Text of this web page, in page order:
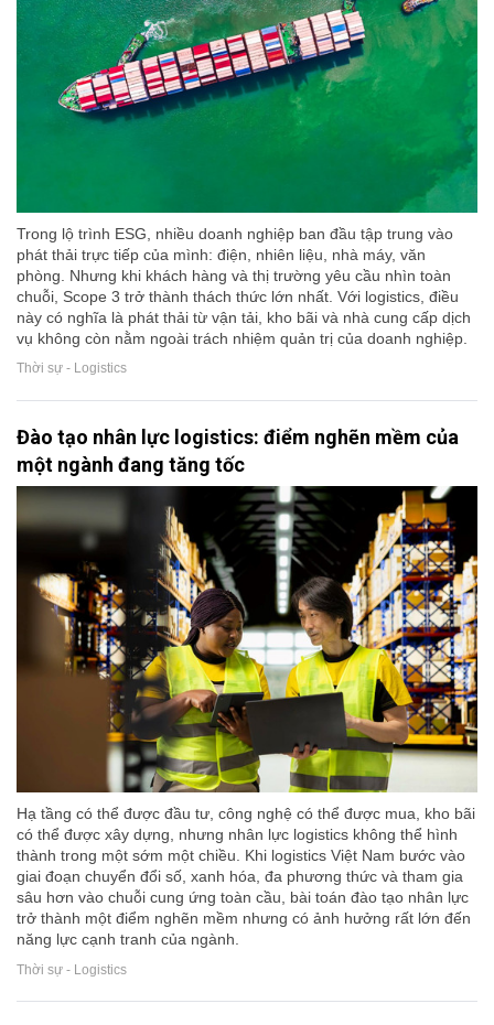
Trong lộ trình ESG, nhiều doanh nghiệp ban đầu tập trung vào
phát thải trực tiếp của mình: điện, nhiên liệu, nhà máy, văn
phòng. Nhưng khi khách hàng và thị trường yêu cầu nhìn toàn
chuỗi, Scope 3 trở thành thách thức lớn nhất. Với logistics, điều
này có nghĩa là phát thải từ vận tải, kho bãi và nhà cung cấp dịch
vụ không còn nằm ngoài trách nhiệm quản trị của doanh nghiệp.
Thời sự - Logistics
Đào tạo nhân lực logistics: điểm nghẽn mềm của
một ngành đang tăng tốc
Hạ tầng có thể được đầu tư, công nghệ có thể được mua, kho bãi
có thể được xây dựng, nhưng nhân lực logistics không thể hình
thành trong một sớm một chiều. Khi logistics Việt Nam bước vào
giai đoạn chuyển đổi số, xanh hóa, đa phương thức và tham gia
sâu hơn vào chuỗi cung ứng toàn cầu, bài toán đào tạo nhân lực
trở thành một điểm nghẽn mềm nhưng có ảnh hưởng rất lớn đến
năng lực cạnh tranh của ngành.
Thời sự - Logistics